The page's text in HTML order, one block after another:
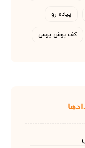
پیاده رو
کف پوش پرسی